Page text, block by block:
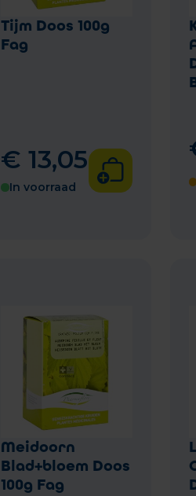
Tijm Doos 100g
Fag
€ 13,05
In voorraad
Meidoorn
Blad+bloem Doos
100g Fag